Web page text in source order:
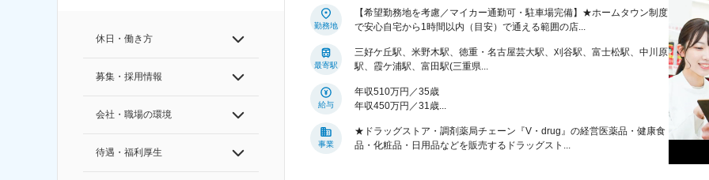
休日・働き方
募集・採用情報
会社・職場の環境
待遇・福利厚生
勤務地
【希望勤務地を考慮／マイカー通勤可・駐車場完備】★ホームタウン制度
で安心自宅から1時間以内（目安）で通える範囲の店...
最寄駅
三好ケ丘駅、米野木駅、徳重・名古屋芸大駅、刈谷駅、富士松駅、中川原
駅、霞ケ浦駅、富田駅(三重県...
給与
年収510万円／35歳
年収450万円／31歳...
事業
★ドラッグストア・調剤薬局チェーン『V・drug』の経営医薬品・健康食
品・化粧品・日用品などを販売するドラッグスト...